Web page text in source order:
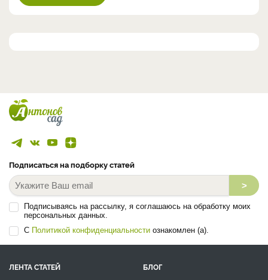
Подписаться на подборку статей
>
Подписываясь на рассылку, я соглашаюсь на обработку моих
персональных данных.
С Политикой конфиденциальности ознакомлен (а).
ЛЕНТА СТАТЕЙ
БЛОГ